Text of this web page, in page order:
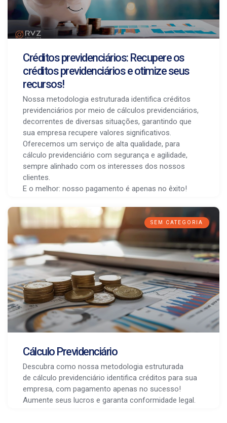
Créditos previdenciários: Recupere os
créditos previdenciários e otimize seus
recursos!
Nossa metodologia estruturada identifica créditos
previdenciários por meio de cálculos previdenciários,
decorrentes de diversas situações, garantindo que
sua empresa recupere valores significativos.
Oferecemos um serviço de alta qualidade, para
cálculo previdenciário com segurança e agilidade,
sempre alinhado com os interesses dos nossos
clientes.
E o melhor: nosso pagamento é apenas no êxito!
SEM CATEGORIA
Cálculo Previdenciário
Descubra como nossa metodologia estruturada
de cálculo previdenciário identifica créditos para sua
empresa, com pagamento apenas no sucesso!
Aumente seus lucros e garanta conformidade legal.